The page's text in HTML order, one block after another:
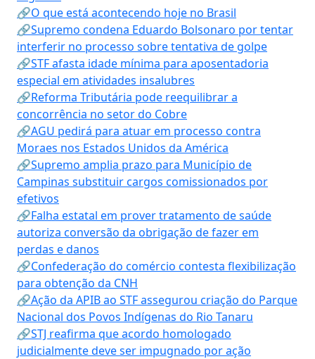
🔗O que está acontecendo hoje no Brasil
🔗Supremo condena Eduardo Bolsonaro por tentar
interferir no processo sobre tentativa de golpe
🔗STF afasta idade mínima para aposentadoria
especial em atividades insalubres
🔗Reforma Tributária pode reequilibrar a
concorrência no setor do Cobre
🔗AGU pedirá para atuar em processo contra
Moraes nos Estados Unidos da América
🔗Supremo amplia prazo para Município de
Campinas substituir cargos comissionados por
efetivos
🔗Falha estatal em prover tratamento de saúde
autoriza conversão da obrigação de fazer em
perdas e danos
🔗Confederação do comércio contesta flexibilização
para obtenção da CNH
🔗Ação da APIB ao STF assegurou criação do Parque
Nacional dos Povos Indígenas do Rio Tanaru
🔗STJ reafirma que acordo homologado
judicialmente deve ser impugnado por ação